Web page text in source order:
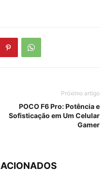
Próximo artigo
POCO F6 Pro: Potência e
Sofisticação em Um Celular
Gamer